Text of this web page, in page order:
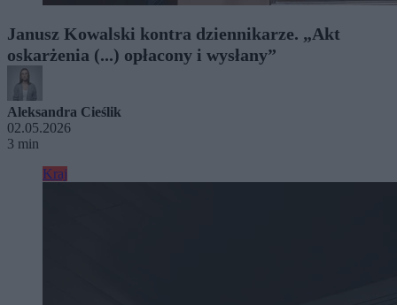
Janusz Kowalski kontra dziennikarze. „Akt
oskarżenia (...) opłacony i wysłany”
Aleksandra Cieślik
02.05.2026
3 min
Kraj